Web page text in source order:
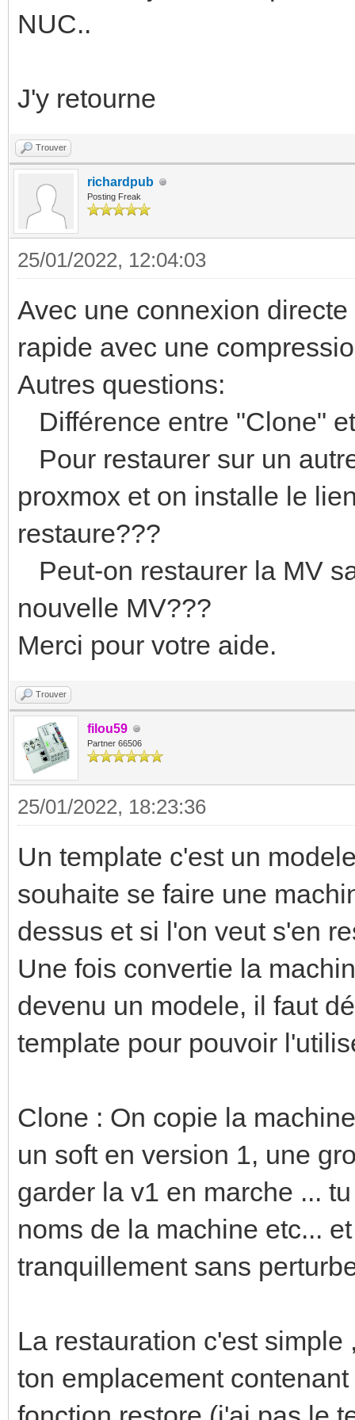
INFO: Backup started
INFO: VM Name:
disk-0' 32G
INFO: include disk
disk-1' 4M
INFO: backup mode:
INFO: ionice
INFO: snapshots
INFO: creating
'//192.168.1.10/dump/
11_19_03.vma.zst'
INFO: issuing guest-
INFO: issuing guest-
INFO: started backup
ae83-f3b46d67a192'
INFO: resuming VM
INFO: 2% (841.9
280.6 MiB/s, write:
INFO: 4% (1.3 GiB
177.3 MiB/s, write:
INFO: 5% (1.8 GiB
165.6 MiB/s, write:
INFO: 7% (2.3 GiB
153.0 MiB/s, write:
INFO: 8% (2.9 GiB
202.2 MiB/s, write:
INFO: 10% (3.3 GiB
159.1 MiB/s, write:
INFO: 11% (3.8 GiB
INFO: 13% (4.3 GiB
165.2 MiB/s, write:
INFO: 14% (4.7 GiB
165.9 MiB/s, write:
INFO: 16% (5.3 GiB
189.7 MiB/s, write:
160.0 MiB/s, write:
INFO: 19% (6.3 GiB
NUC..
J'y retourne
Trouver
richardpub
Posting Freak
25/01/2022, 12:04:03
Avec une connexion
rapide avec une
Autres questions:
Différence entre "Clone"
Pour restaurer sur un
proxmox et on installe le
restaure???
Peut-on restaurer la MV
nouvelle MV???
Merci pour votre aide.
Trouver
filou59
Partner 66506
25/01/2022, 18:23:36
Un template c'est un
souhaite se faire une
dessus et si l'on veut s'en
Une fois convertie la
devenu un modele, il faut
template pour pouvoir
Clone : On copie la
un soft en version 1, une
garder la v1 en marche ...
noms de la machine etc...
tranquillement sans
La restauration c'est
ton emplacement